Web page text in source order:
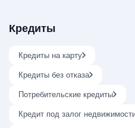
Кредиты
Кредиты на карту
Кредиты без отказа
Потребительские кредиты
Кредит под залог